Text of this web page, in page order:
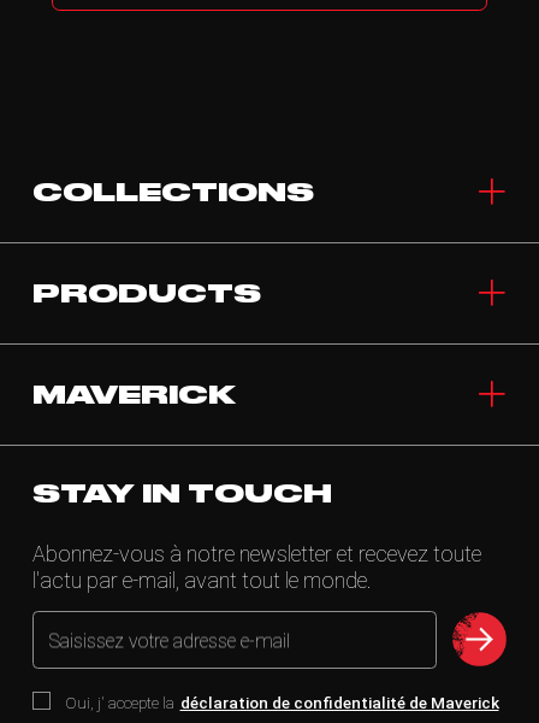
COLLECTIONS
PRODUCTS
MAVERICK
STAY IN TOUCH
Abonnez-vous à notre newsletter et recevez toute
l'actu par e-mail, avant tout le monde.
Saisissez votre adresse e-mail
Oui, j' accepte la déclaration de confidentialité de Maverick